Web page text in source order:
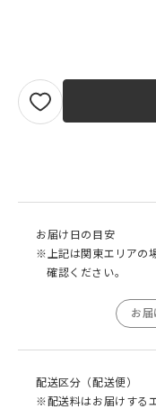
お届け日の目安
※上記は関東エリアの
確認ください。
お
配送区分（配送便）
※配送料はお届けする